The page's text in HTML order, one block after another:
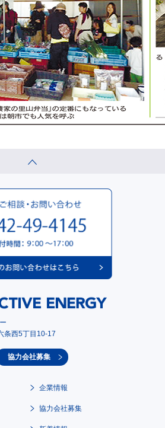
条西5丁目10-17
協力会社募集
企業情報
協力会社募集